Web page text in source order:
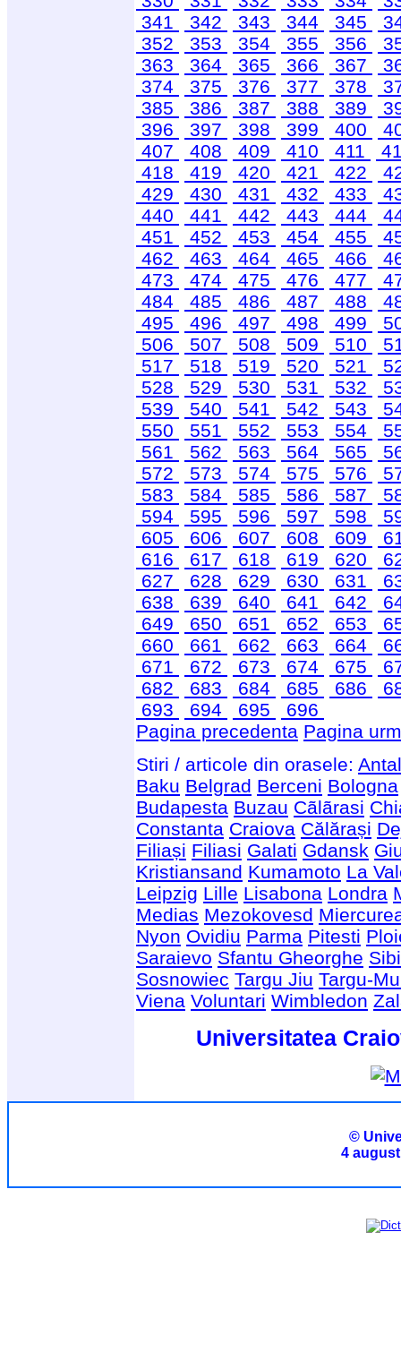
341
342 343 344 345
352
353 354 355 356
363
364 365 366 367
374
375 376 377 378
385
386 387 388 389
396
397 398 399 400
407
408 409 410 411
418
419 420 421 422
429
430 431 432 433
440
441 442 443 444
451
452 453 454 455
462
463 464 465 466
473
474 475 476 477
484
485 486 487 488
495
496 497 498 499
506
507 508 509 510
517
518 519 520 521
528
529 530 531 532
539
540 541 542 543
550
551 552 553 554
561
562 563 564 565
572
573 574 575 576
583
584 585 586 587
594
595 596 597 598
605
606 607 608 609
616
617 618 619 620
627
628 629 630 631
638
639 640 641 642
649
650 651 652 653
660
661 662 663 664
671
672 673 674 675
682
683 684 685 686
693
694 695
696
Pagina precedenta Pagina
Stiri / articole din orasele:
Baku Belgrad Berceni Bologna
Budapesta Buzau Cãlãrasi
Constanta Craiova Călărași
Filiași Filiasi Galati Gdansk
Kristiansand Kumamoto La
Leipzig Lille Lisabona Londra
Medias Mezokovesd
Nyon Ovidiu Parma Pitesti
Saraievo Sfantu Gheorghe
Sosnowiec Targu Jiu Targu-
Viena Voluntari Wimbledon
Universitatea
©
4